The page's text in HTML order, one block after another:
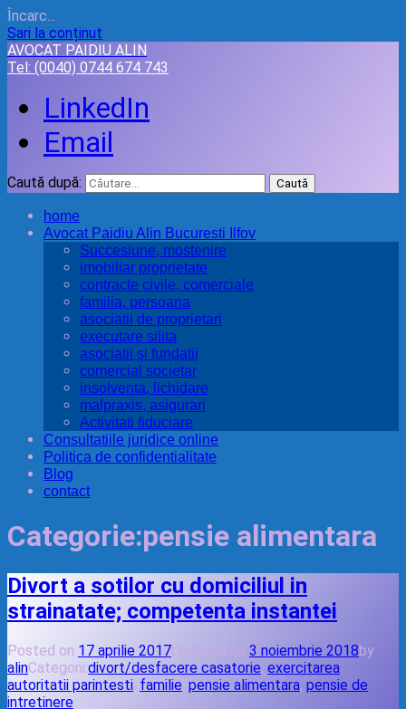
Încarc...
Sari la conținut
AVOCAT PAIDIU ALIN
Tel: (0040) 0744 674 743
LinkedIn
Email
Caută după:
home
Avocat Paidiu Alin Bucuresti Ilfov
Succesiune, mostenire
imobiliar proprietate
contracte civile, comerciale
familia, persoana
asociatii de proprietari
executare silita
asociatii si fundatii
comercial societar
insolventa, lichidare
malpraxis, asigurari
Activitati fiduciare
Consultatiile juridice online
Politica de confidentialitate
Blog
contact
Categorie:pensie alimentara
Divort a sotilor cu domiciliul in
strainatate; competenta instantei
Posted on 17 aprilie 2017 Updated on 3 noiembrie 2018by
alinCategorii:divort/desfacere casatorie, exercitarea
autoritatii parintesti, familie pensie alimentara, pensie de
intretinere